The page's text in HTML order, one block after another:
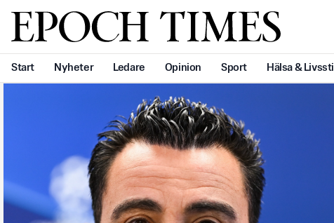
Svenska Epoch Times
Start Nyheter Ledare Opinion Sport Hälsa & Livsstil